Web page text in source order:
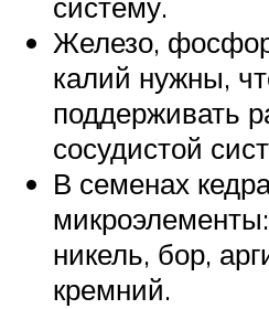
Железо,
калий нужны,
поддерживать
сосудистой
В семенах
никель, бор,
кремний.